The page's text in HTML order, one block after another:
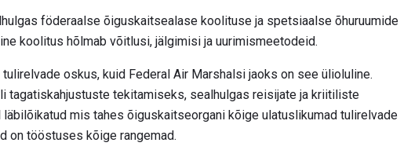
föderaalse õiguskaitsealase koolituse ja spetsiaalse õhuruumide
koolitus hõlmab võitlusi, jälgimisi ja uurimismeetodeid.
oskus, kuid Federal Air Marshalsi jaoks on see ülioluline.
tagatiskahjustuste tekitamiseks, sealhulgas reisijate ja kriitiliste
mis tahes õiguskaitseorgani kõige ulatuslikumad tulirelvade
on tööstuses kõige rangemad.